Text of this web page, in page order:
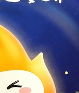
反对
反对[0]